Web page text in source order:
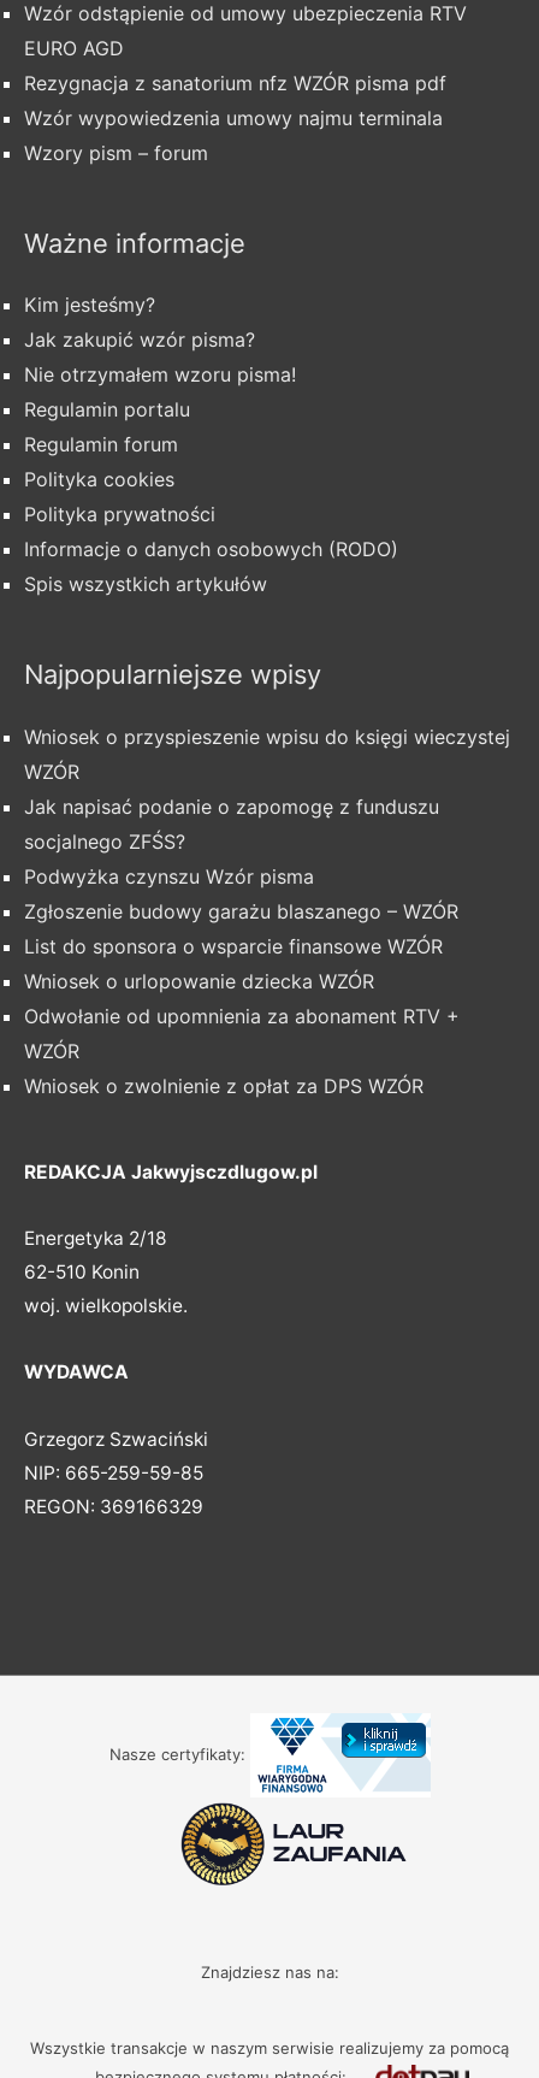
Wzór odstąpienie od umowy ubezpieczenia RTV
EURO AGD
Rezygnacja z sanatorium nfz WZÓR pisma pdf
Wzór wypowiedzenia umowy najmu terminala
Wzory pism – forum
Ważne informacje
Kim jesteśmy?
Jak zakupić wzór pisma?
Nie otrzymałem wzoru pisma!
Regulamin portalu
Regulamin forum
Polityka cookies
Polityka prywatności
Informacje o danych osobowych (RODO)
Spis wszystkich artykułów
Najpopularniejsze wpisy
Wniosek o przyspieszenie wpisu do księgi wieczystej
WZÓR
Jak napisać podanie o zapomogę z funduszu
socjalnego ZFŚS?
Podwyżka czynszu Wzór pisma
Zgłoszenie budowy garażu blaszanego – WZÓR
List do sponsora o wsparcie finansowe WZÓR
Wniosek o urlopowanie dziecka WZÓR
Odwołanie od upomnienia za abonament RTV +
WZÓR
Wniosek o zwolnienie z opłat za DPS WZÓR
REDAKCJA Jakwyjsczdlugow.pl
Energetyka 2/18
62-510 Konin
woj. wielkopolskie.
WYDAWCA
Grzegorz Szwaciński
NIP: 665-259-59-85
REGON: 369166329
Nasze certyfikaty:
Znajdziesz nas na:
Wszystkie transakcje w naszym serwisie realizujemy za pomocą